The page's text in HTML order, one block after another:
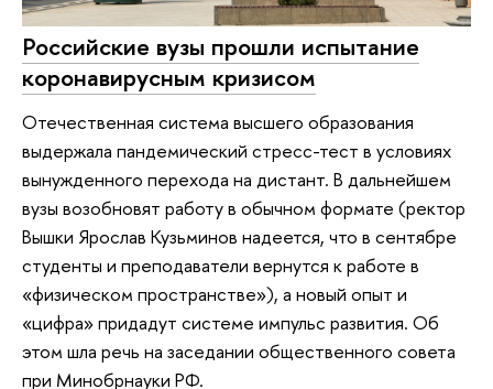
Российские вузы прошли испытание
коронавирусным кризисом
Отечественная система высшего образования
выдержала пандемический стресс-тест в условиях
вынужденного перехода на дистант. В дальнейшем
вузы возобновят работу в обычном формате (ректор
Вышки Ярослав Кузьминов надеется, что в сентябре
студенты и преподаватели вернутся к работе в
«физическом пространстве»), а новый опыт и
«цифра» придадут системе импульс развития. Об
этом шла речь на заседании общественного совета
при Минобрнауки РФ.